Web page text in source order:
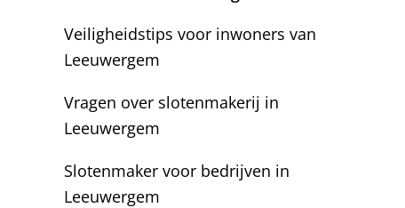
Veiligheidstips voor inwoners van
Leeuwergem
Vragen over slotenmakerij in
Leeuwergem
Slotenmaker voor bedrijven in
Leeuwergem